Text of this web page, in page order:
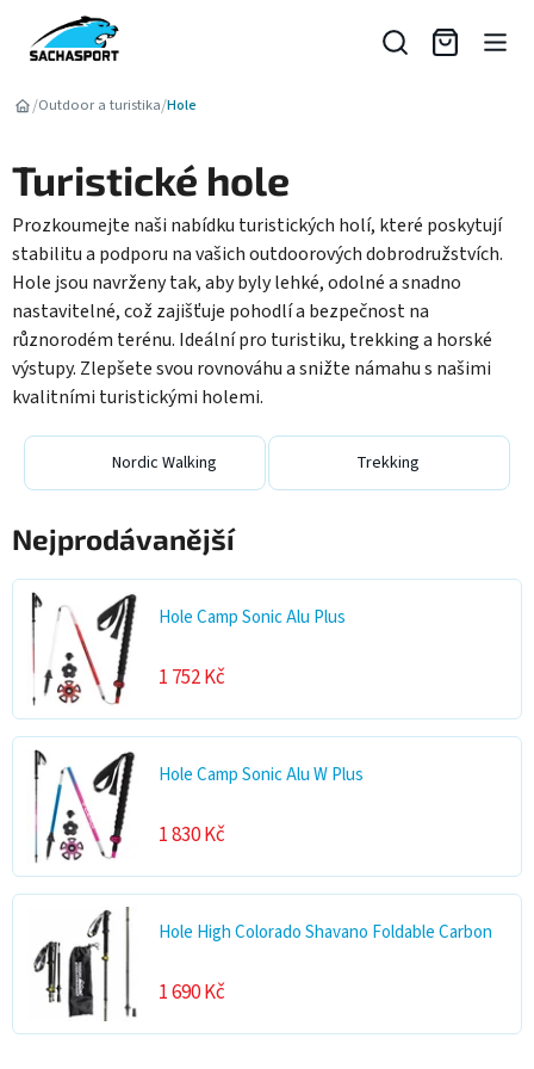
obsah
/Outdoor a turistika/Hole
Turistické hole
Prozkoumejte naši nabídku turistických holí, které poskytují
stabilitu a podporu na vašich outdoorových dobrodružstvích.
Hole jsou navrženy tak, aby byly lehké, odolné a snadno
nastavitelné, což zajišťuje pohodlí a bezpečnost na
různorodém terénu. Ideální pro turistiku, trekking a horské
výstupy. Zlepšete svou rovnováhu a snižte námahu s našimi
kvalitními turistickými holemi.
Nordic Walking Trekking
Nejprodávanější
Hole Camp Sonic Alu Plus
1 752 Kč
Hole Camp Sonic Alu W Plus
1 830 Kč
Hole High Colorado Shavano Foldable Carbon
1 690 Kč